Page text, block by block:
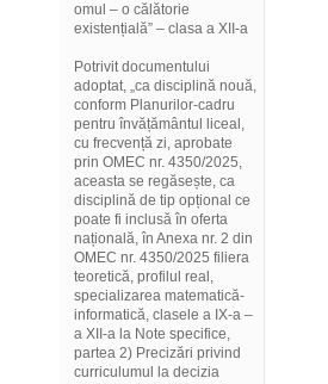
omul – o călătorie
existențială” – clasa a XII-a
Potrivit documentului
adoptat, „ca disciplină nouă,
conform Planurilor-cadru
pentru învățământul liceal,
cu frecvență zi, aprobate
prin OMEC nr. 4350/2025,
aceasta se regăsește, ca
disciplină de tip opțional ce
poate fi inclusă în oferta
națională, în Anexa nr. 2 din
OMEC nr. 4350/2025 filiera
teoretică, profilul real,
specializarea matematică-
informatică, clasele a IX-a –
a XII-a la Note specifice,
partea 2) Precizări privind
curriculumul la decizia